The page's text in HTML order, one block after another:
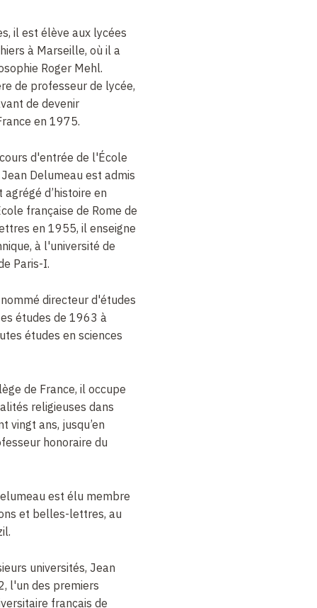
il est élève aux lycées
à Marseille, où il a
Roger Mehl.
de professeur de lycée,
de devenir
en 1975.
d'entrée de l'École
Delumeau est admis
d’histoire en
cole française de Rome de
en 1955, il enseigne
à l'université de
Paris-I.
directeur d'études
études de 1963 à
études en sciences
de France, il occupe
religieuses dans
vingt ans, jusqu’en
honoraire du
est élu membre
et belles-lettres, au
universités, Jean
l'un des premiers
français de